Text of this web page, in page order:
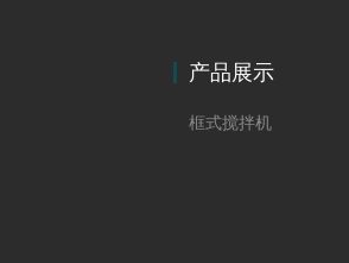
产品展示
框式搅拌机